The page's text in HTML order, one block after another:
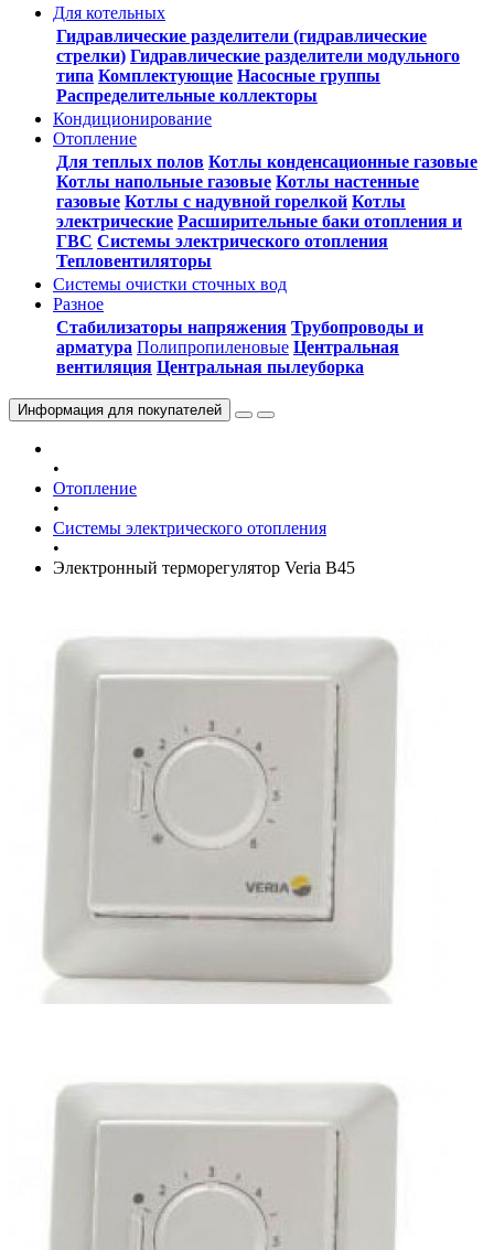
Для котельных
Гидравлические разделители (гидравлические
стрелки) Гидравлические разделители модульного
типа Комплектующие Насосные группы
Распределительные коллекторы
Кондиционирование
Отопление
Для теплых полов Котлы конденсационные газовые
Котлы напольные газовые Котлы настенные
газовые Котлы с надувной горелкой Котлы
электрические Расширительные баки отопления и
ГВС Системы электрического отопления
Тепловентиляторы
Системы очистки сточных вод
Разное
Стабилизаторы напряжения Трубопроводы и
арматура Полипропиленовые Центральная
вентиляция Центральная пылеуборка
Информация для покупателей
•
Отопление
•
Системы электрического отопления
•
Электронный терморегулятор Veria В45